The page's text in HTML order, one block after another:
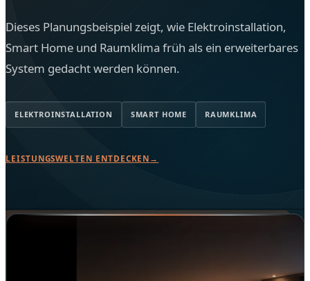
Dieses Planungsbeispiel zeigt, wie Elektroinstallation,
Smart Home und Raumklima früh als ein erweiterbares
System gedacht werden können.
ELEKTROINSTALLATION SMART HOME RAUMKLIMA
LEISTUNGSWELTEN ENTDECKEN →